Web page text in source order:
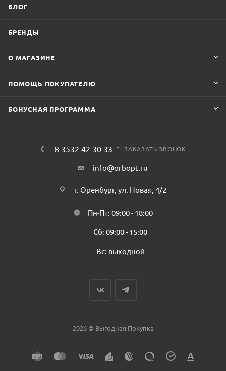
БЛОГ
БРЕНДЫ
О МАГАЗИНЕ
ПОМОЩЬ ПОКУПАТЕЛЮ
БОНУСНАЯ ПРОГРАММА
8 3532 42 30 33 ЗАКАЗАТЬ ЗВОНОК
info@orbopt.ru
г. Оренбург, ул. Новая, 4/2
Пн-Пт: 09:00 - 18:00
Сб: 09:00 - 15:00
Вс: выходной
2026 © Выгодная Покупка